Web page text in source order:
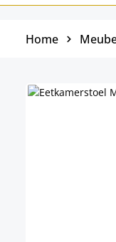
Home